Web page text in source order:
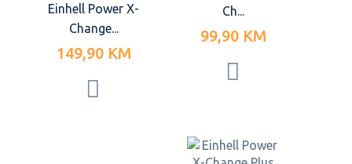
Einhell Power X-
Change...
149,90 KM
Ch...
99,90 KM